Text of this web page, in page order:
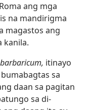
ang mga
na mandirigma
magastos ang
kanila.
barbaricum, itinayo
sa
daan sa pagitan
sa di-